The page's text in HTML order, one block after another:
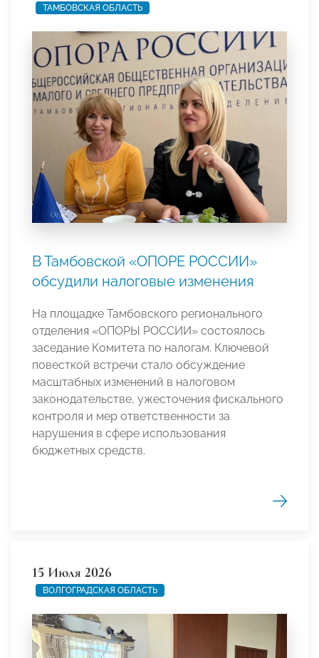
ТАМБОВСКАЯ ОБЛАСТЬ
В Тамбовской «ОПОРЕ РОССИИ»
обсудили налоговые изменения
На площадке Тамбовского регионального
отделения «ОПОРЫ РОССИИ» состоялось
заседание Комитета по налогам. Ключевой
повесткой встречи стало обсуждение
масштабных изменений в налоговом
законодательстве, ужесточения фискального
контроля и мер ответственности за
нарушения в сфере использования
бюджетных средств.
15 Июля 2026
ВОЛГОГРАДСКАЯ ОБЛАСТЬ